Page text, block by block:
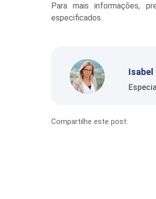
Para mais informações,
especificados.
Isabel
Compartilhe este post: